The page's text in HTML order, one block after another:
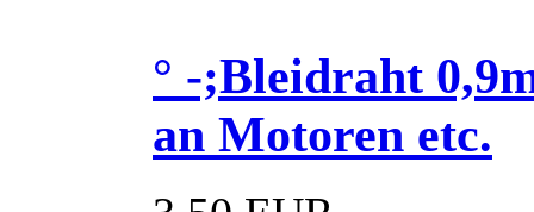
° -;Bleidraht
an Motoren etc.